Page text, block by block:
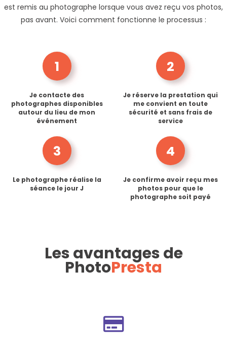
est remis au photographe lorsque vous avez reçu vos photos,
pas avant. Voici comment fonctionne le processus :
1
Je contacte des
photographes disponibles
autour du lieu de mon
événement
2
Je réserve la prestation qui
me convient en toute
sécurité et sans frais de
service
3
Le photographe réalise la
séance le jour J
4
Je confirme avoir reçu mes
photos pour que le
photographe soit payé
Les avantages de
PhotoPresta